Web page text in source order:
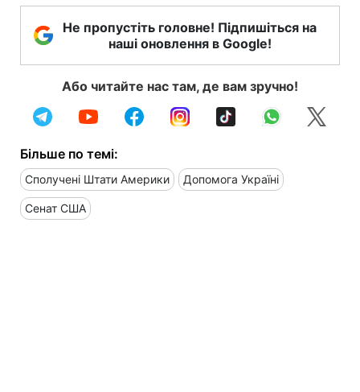
Не пропустіть головне! Підпишіться на
наші оновлення в Google!
Або читайте нас там, де вам зручно!
Більше по темі:
Сполучені Штати Америки Допомога Україні
Сенат США